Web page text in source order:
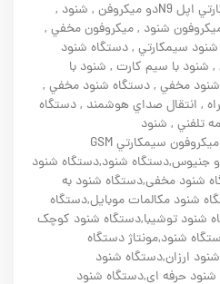
شنود مخفي با دستگاه شنود سيمکارتي اپل N9دو ميکروفن , شنود ,
شنود , ميکروفون مخفي ,
سيمکارتي , دستگاه شنود
شنود با سيم کارت , شنود با
مخفي , دستگاه شنود مخفي ,
, انتقال صداي هوشمند , دستگاه
تلفني , شنود
سنسوردار , ميکروفون سيم کارتي , ميکروفون سيمکارتي GSM
جنيوس,دستگاه شنود,دستگاه شنود
شنود مخفی,دستگاه شنود به
شنود مکالمات موبایل,دستگاه
شنود توشیبا,دستگاه شنود کوچک
شنود,مونتاژ دستگاه
ارزان,دستگاه شنود
حرفه ای,دستگاه شنود